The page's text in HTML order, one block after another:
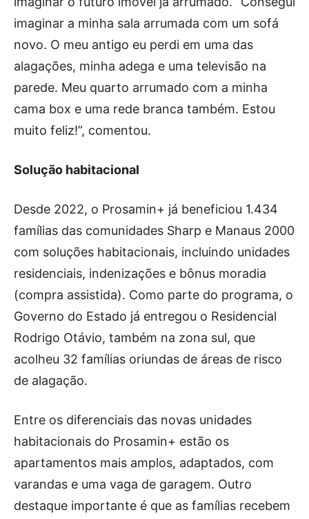
imaginar a minha sala arrumada com um sofá
novo. O meu antigo eu perdi em uma das
alagações, minha adega e uma televisão na
parede. Meu quarto arrumado com a minha
cama box e uma rede branca também. Estou
muito feliz!”, comentou.
Solução habitacional
Desde 2022, o Prosamin+ já beneficiou 1.434
famílias das comunidades Sharp e Manaus 2000
com soluções habitacionais, incluindo unidades
residenciais, indenizações e bônus moradia
(compra assistida). Como parte do programa, o
Governo do Estado já entregou o Residencial
Rodrigo Otávio, também na zona sul, que
acolheu 32 famílias oriundas de áreas de risco
de alagação.
Entre os diferenciais das novas unidades
habitacionais do Prosamin+ estão os
apartamentos mais amplos, adaptados, com
varandas e uma vaga de garagem. Outro
destaque importante é que as famílias recebem